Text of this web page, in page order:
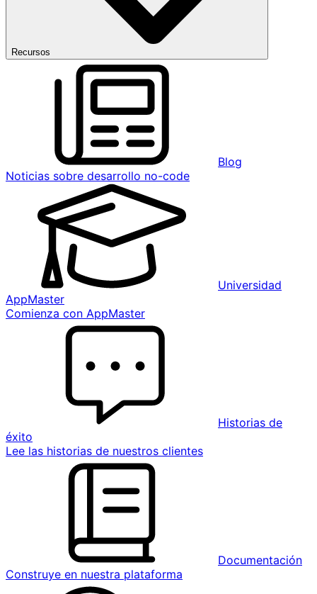
Recursos
Blog
Noticias sobre desarrollo no-code
Universidad
AppMaster
Comienza con AppMaster
Historias de
éxito
Lee las historias de nuestros clientes
Documentación
Construye en nuestra plataforma